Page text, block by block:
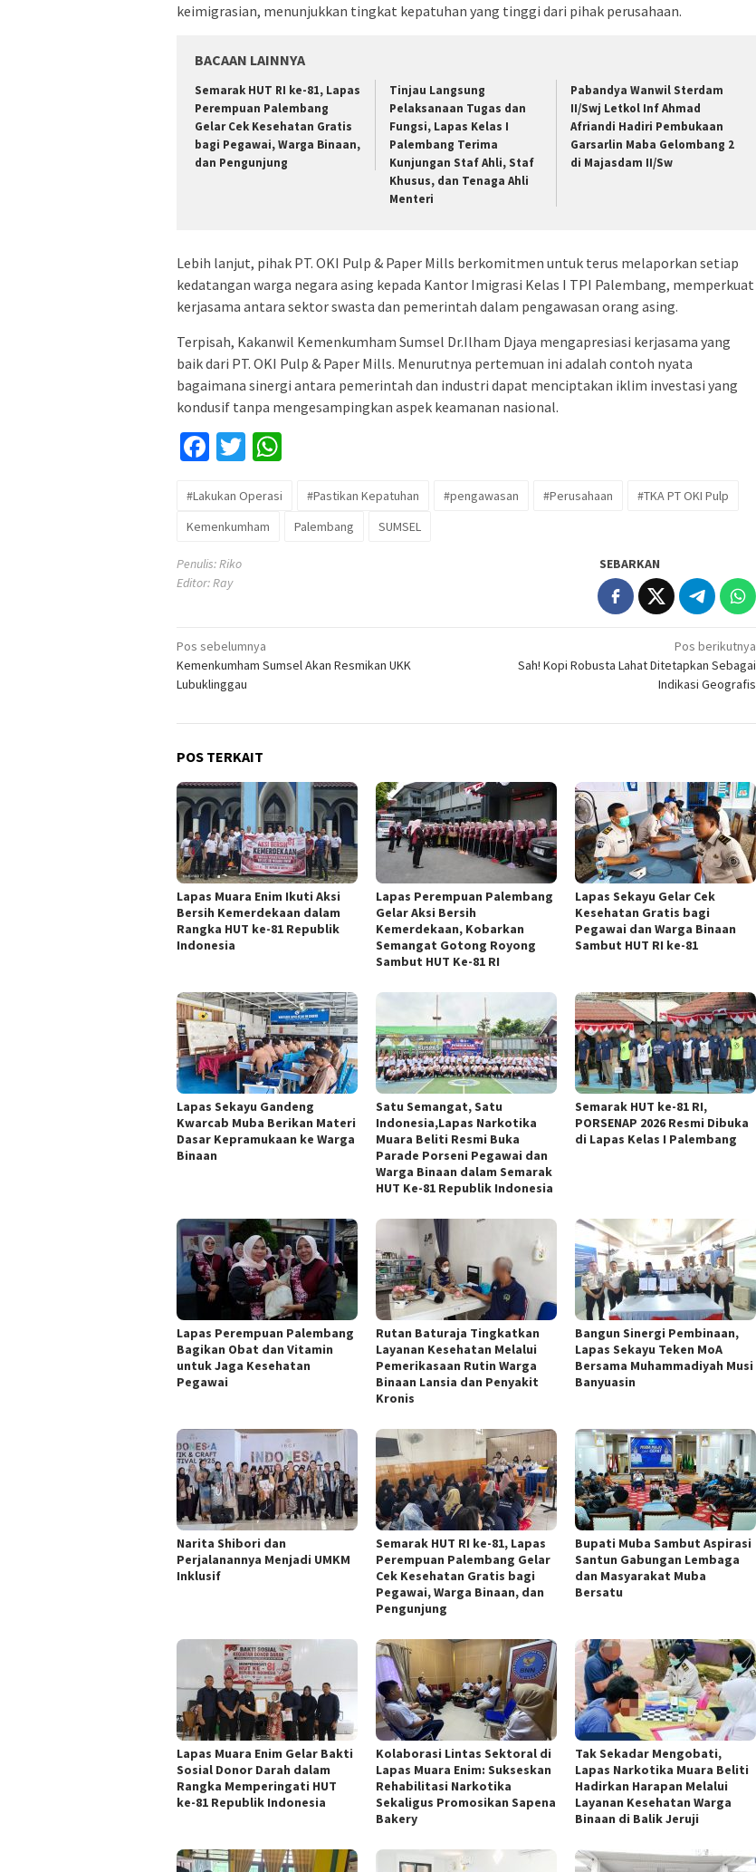
keimigrasian, menunjukkan tingkat kepatuhan yang tinggi dari pihak perusahaan.
BACAAN LAINNYA
Semarak HUT RI ke-81, Lapas
Perempuan Palembang
Gelar Cek Kesehatan Gratis
bagi Pegawai, Warga Binaan,
dan Pengunjung
Tinjau Langsung
Pelaksanaan Tugas dan
Fungsi, Lapas Kelas I
Palembang Terima
Kunjungan Staf Ahli, Staf
Khusus, dan Tenaga Ahli
Menteri
Pabandya Wanwil Sterdam
II/Swj Letkol Inf Ahmad
Afriandi Hadiri Pembukaan
Garsarlin Maba Gelombang 2
di Majasdam II/Sw
Lebih lanjut, pihak PT. OKI Pulp & Paper Mills berkomitmen untuk terus melaporkan setiap
kedatangan warga negara asing kepada Kantor Imigrasi Kelas I TPI Palembang, memperkuat
kerjasama antara sektor swasta dan pemerintah dalam pengawasan orang asing.
Terpisah, Kakanwil Kemenkumham Sumsel Dr.Ilham Djaya mengapresiasi kerjasama yang
baik dari PT. OKI Pulp & Paper Mills. Menurutnya pertemuan ini adalah contoh nyata
bagaimana sinergi antara pemerintah dan industri dapat menciptakan iklim investasi yang
kondusif tanpa mengesampingkan aspek keamanan nasional.
Facebook
Twitter
#Lakukan Operasi #Pastikan Kepatuhan #pengawasan #Perusahaan
#TKA PT OKI Pulp
Kemenkumham
Palembang SUMSEL
Penulis: Riko
Editor: Ray
SEBARKAN
Navigasi
pos
Pos sebelumnya
Kemenkumham Sumsel Akan Resmikan UKK
Lubuklinggau
Pos berikutnya
Sah! Kopi Robusta Lahat Ditetapkan Sebagai
Indikasi Geografis
POS TERKAIT
Lapas Muara Enim Ikuti Aksi
Bersih Kemerdekaan dalam
Rangka HUT ke-81 Republik
Indonesia
Lapas Perempuan Palembang
Gelar Aksi Bersih
Kemerdekaan, Kobarkan
Semangat Gotong Royong
Sambut HUT Ke-81 RI
Lapas Sekayu Gelar Cek
Kesehatan Gratis bagi
Pegawai dan Warga Binaan
Sambut HUT RI ke-81
Lapas Sekayu Gandeng
Kwarcab Muba Berikan Materi
Dasar Kepramukaan ke Warga
Binaan
Satu Semangat, Satu
Indonesia,Lapas Narkotika
Muara Beliti Resmi Buka
Parade Porseni Pegawai dan
Warga Binaan dalam Semarak
HUT Ke-81 Republik Indonesia
Semarak HUT ke-81 RI,
PORSENAP 2026 Resmi Dibuka
di Lapas Kelas I Palembang
Lapas Perempuan Palembang
Bagikan Obat dan Vitamin
untuk Jaga Kesehatan
Pegawai
Rutan Baturaja Tingkatkan
Layanan Kesehatan Melalui
Pemerikasaan Rutin Warga
Binaan Lansia dan Penyakit
Kronis
Bangun Sinergi Pembinaan,
Lapas Sekayu Teken MoA
Bersama Muhammadiyah Musi
Banyuasin
Narita Shibori dan
Perjalanannya Menjadi UMKM
Inklusif
Semarak HUT RI ke-81, Lapas
Perempuan Palembang Gelar
Cek Kesehatan Gratis bagi
Pegawai, Warga Binaan, dan
Pengunjung
Bupati Muba Sambut Aspirasi
Santun Gabungan Lembaga
dan Masyarakat Muba
Bersatu
Lapas Muara Enim Gelar Bakti
Sosial Donor Darah dalam
Rangka Memperingati HUT
ke-81 Republik Indonesia
Kolaborasi Lintas Sektoral di
Lapas Muara Enim: Sukseskan
Rehabilitasi Narkotika
Sekaligus Promosikan Sapena
Bakery
Tak Sekadar Mengobati,
Lapas Narkotika Muara Beliti
Hadirkan Harapan Melalui
Layanan Kesehatan Warga
Binaan di Balik Jeruji